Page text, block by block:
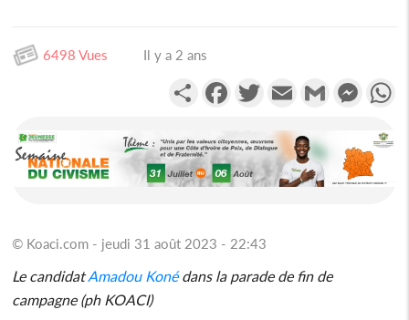
6498 Vues Il y a 2 ans
PartagerFacebookTwitterEmail Gmail
© Koaci.com - jeudi 31 août 2023 - 22:43
Le candidatAmadou Konédans la parade de fin de
campagne (ph KOACI)